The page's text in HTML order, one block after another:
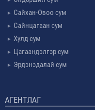
Сайхан-Овоо сум
Сайнцагаан сум
Хулд сум
Цагаандэлгэр сум
Эрдэнэдалай сум
АГЕНТЛАГ